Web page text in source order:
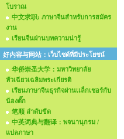
โบราณ
中文求职: ภาษาจีนสำหรับการสมัคร
งาน
เรียนจีนผ่านบทความน่ารู้
好内容与网站：เว็บไซด์ที่มีประโยชน์
华侨崇圣大学：มหาวิทยาลัย
หัวเฉียวเฉลิมพระเกียรติ
เรียนภาษาจีนธุรกิจผ่านเเล็กเชอร์กับ
น้องตั๊ก
笔顺 ลำดับขีด
中英词典与翻译：พจนานุกรม /
แปลภาษา